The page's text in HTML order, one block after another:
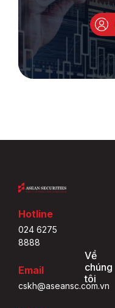
Hotline
024 6275
8888
Email
cskh@aseansc.com.vn
Về
chúng
tôi